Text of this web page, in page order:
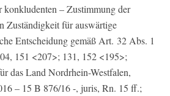
konkludenten – Zustimmung der
Zuständigkeit für auswärtige
Entscheidung gemäß Art. 32 Abs. 1
151 <207>; 131, 152 <195>;
das Land Nordrhein-Westfalen,
– 15 B 876/16 -, juris, Rn. 15 ff.;